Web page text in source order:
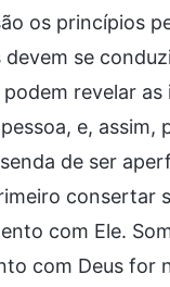
os princípios
se
revelar as
e, assim,
de ser
consertar
com Ele.
com Deus for